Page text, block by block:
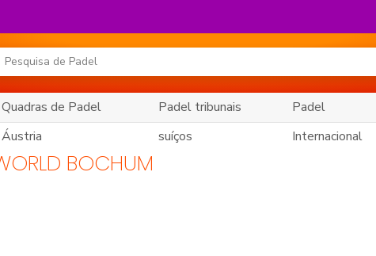
Quadras de Padel
Áustria
Padel tribunais
suíços
Padel
Internacional
BOCHUM